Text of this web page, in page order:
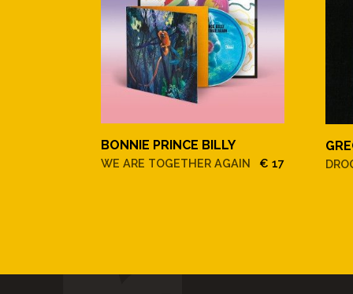
BONNIE PRINCE BILLY
WE ARE TOGETHER AGAIN € 17